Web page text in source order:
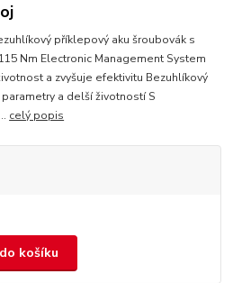
příklepový aku šroubovák s
Nm Electronic Management System
a zvyšuje efektivitu Bezuhlíkový
a delší životností S
celý popis
košíku